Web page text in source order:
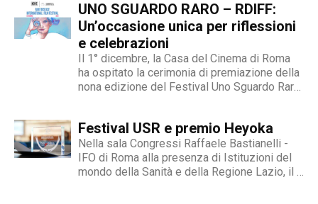
UNO SGUARDO RARO – RDIFF:
Un’occasione unica per riflessioni
e celebrazioni
Il 1° dicembre, la Casa del Cinema di Roma
ha ospitato la cerimonia di premiazione della
nona edizione del Festival Uno Sguardo Raro
diversità, alla fragilità, all’integrazione e del
quale siamo...
Festival USR e premio Heyoka
Nella sala Congressi Raffaele Bastianelli -
IFO di Roma alla presenza di Istituzioni del
mondo della Sanità e della Regione Lazio, il 9